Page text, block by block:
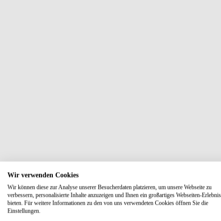
Wir verwenden Cookies
Wir können diese zur Analyse unserer Besucherdaten platzieren, um unsere Webseite zu
verbessern, personalisierte Inhalte anzuzeigen und Ihnen ein großartiges Webseiten-
bieten. Für weitere Informationen zu den von uns verwendeten Cookies öffnen Sie die
Einstellungen.